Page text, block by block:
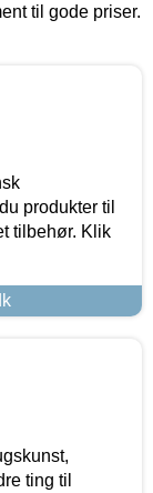
til gode priser.
produkter til
tilbehør. Klik
ting til